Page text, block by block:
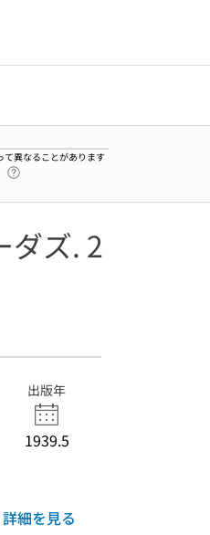
て異なることがあります
ダズ. 2
出版年
1939.5
詳細を見る